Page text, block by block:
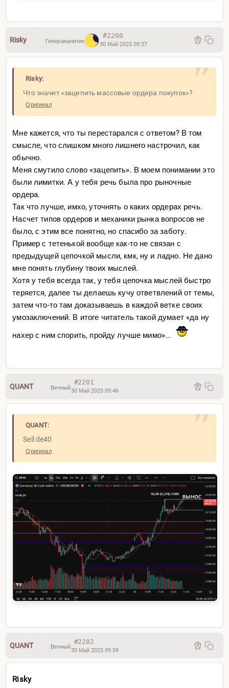
U?si=4R4kML
8?si=Q3gIy67tLEdF9dfI]
[youtube640x360=
g?si=Ii0XcJ02mBOb68Sp]
И вотна заборе xyй написанхах два миллионаxyев
документов...
Нормально я так
Шикарный сатирический фильм
Risky Гипераналитик
#2200
30 Май 2025 09:37
Risky:
Что значит «зацепить массовые ордера покупок»?
Оригинал
Мне кажется, что ты перестарался с ответом? В том
смысле, что слишком много лишнего настрочил, как
обычно.
Меня смутило слово «зацепить». В моем понимании это
были лимитки. А у тебя речь была про рыночные
ордера.
Так что лучше, имхо, уточнять о каких ордерах речь.
Насчет типов ордеров и механики рынка вопросов не
было, с этим все понятно, но спасибо за заботу.
Пример с тетенькой вообще как-то не связан с
предыдущей цепочкой мысли, кмк, ну и ладно. Не дано
мне понять глубину твоих мыслей.
Хотя у тебя всегда так, у тебя цепочка мыслей быстро
теряется, далее ты делаешь кучу ответвлений от темы,
затем что-то там доказываешь в каждой ветке своих
умозаключений. В итоге читатель такой думает «да ну
нахер с ним спорить, пройду лучше мимо»...
QUANT Вечный
#2201
30 Май 2025 09:46
QUANT:
Sell de40
Оригинал
QUANT Вечный
#2202
30 Май 2025 09:59
Risky